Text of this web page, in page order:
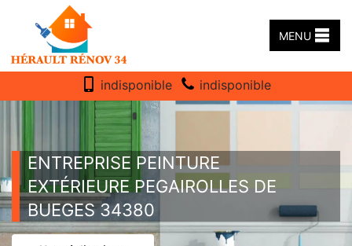
MENU
indisponible indisponible
ENTREPRISE PEINTURE
EXTÉRIEURE PEGAIROLLES DE
BUEGES 34380